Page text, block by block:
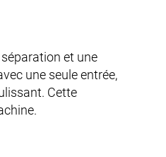
et une
une seule entrée,
Cette